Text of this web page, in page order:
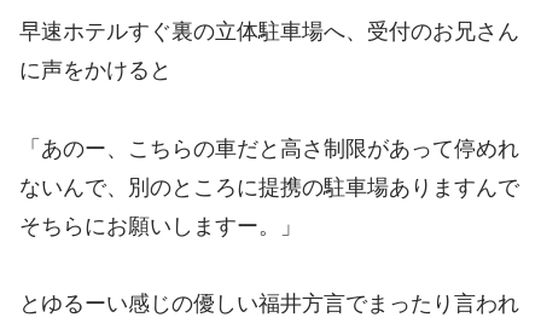
早速ホテルすぐ裏の立体駐車場へ、受付のお兄さん
に声をかけると
「あのー、こちらの車だと高さ制限があって停めれ
ないんで、別のところに提携の駐車場ありますんで
そちらにお願いしますー。」
とゆるーい感じの優しい福井方言でまったり言われ